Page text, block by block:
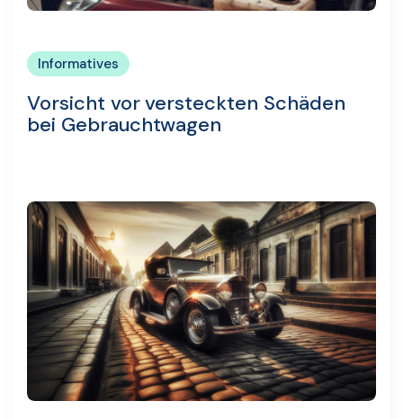
Informatives
Vorsicht vor versteckten Schäden
bei Gebrauchtwagen